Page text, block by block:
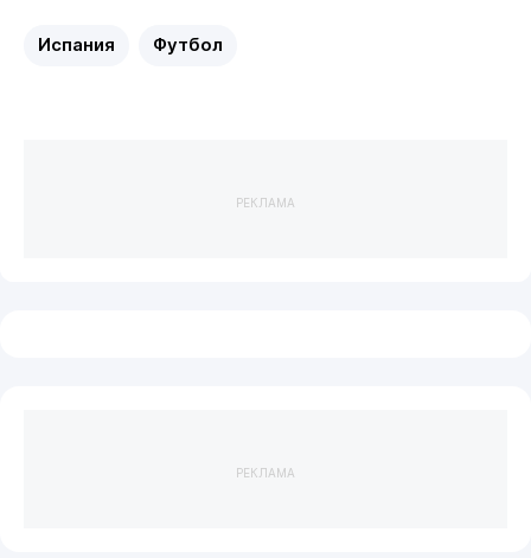
Испания Футбол
РЕКЛАМА
РЕКЛАМА